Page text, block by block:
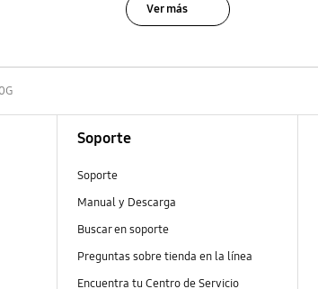
Ver más
Soporte
Soporte
Manual y Descarga
Buscar en soporte
Preguntas sobre tienda en la línea
Encuentra tu Centro de Servicio